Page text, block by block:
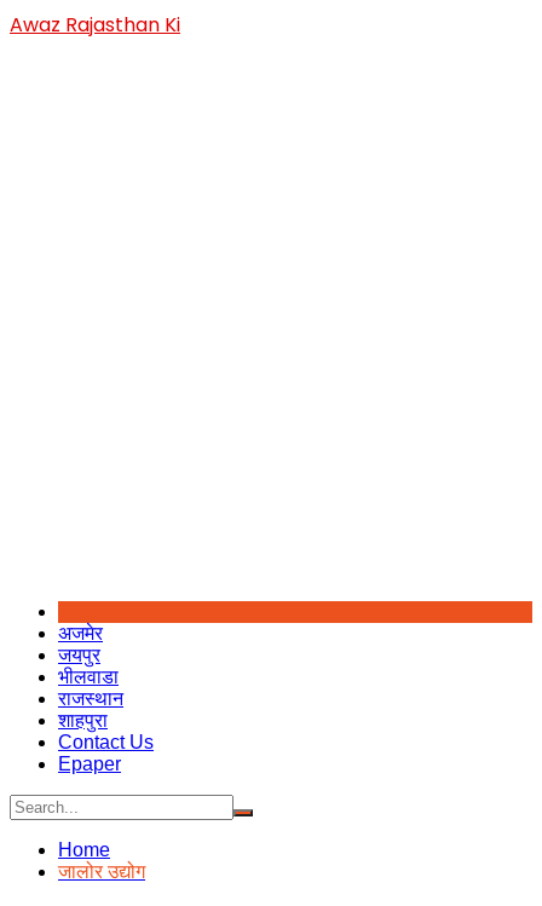
Skip
to
Awaz Rajasthan Ki
अजमेर
जयपुर
भीलवाडा
राजस्थान
शाहपुरा
Contact Us
Epaper
Home
जालोर उद्योग